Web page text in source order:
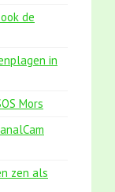
de
in
Mors
zen als